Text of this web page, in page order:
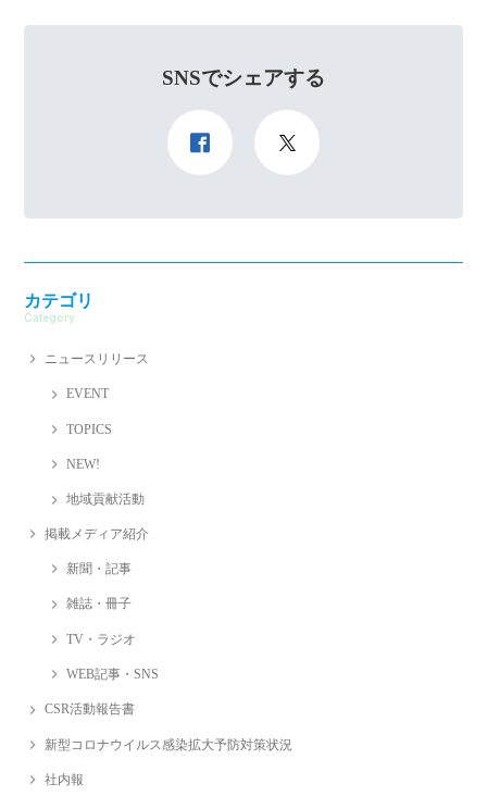
SNSでシェアする
カテゴリ
Category
ニュースリリース
EVENT
TOPICS
NEW!
地域貢献活動
掲載メディア紹介
新聞・記事
雑誌・冊子
TV・ラジオ
WEB記事・SNS
CSR活動報告書
新型コロナウイルス感染拡大予防対策状況
社内報